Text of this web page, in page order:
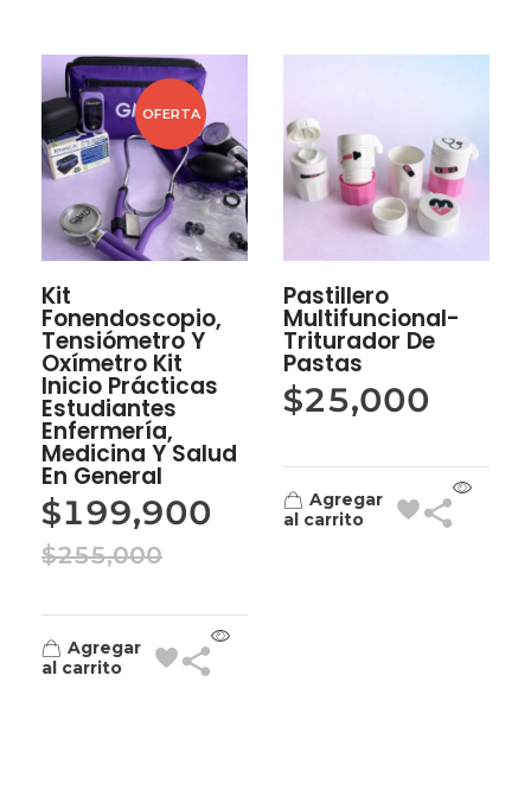
OFERTA
Kit
Fonendoscopio,
Tensiómetro Y
Oxímetro Kit
Inicio Prácticas
Estudiantes
Enfermería,
Medicina Y Salud
En General
$199,900
$255,000
Agregar
al carrito
Pastillero
Multifuncional-
Triturador De
Pastas
$25,000
Agregar
al carrito